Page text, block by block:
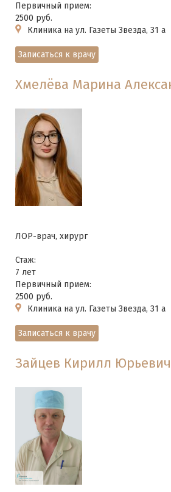
Первичный прием:
2500 руб.
Клиника на ул. Газеты Звезда, 31 а
Записаться к врачу
Хмелёва Марина
ЛОР-врач, хирург
Стаж:
7 лет
Первичный прием:
2500 руб.
Клиника на ул. Газеты Звезда, 31 а
Записаться к врачу
Зайцев Кирилл Юрьевич